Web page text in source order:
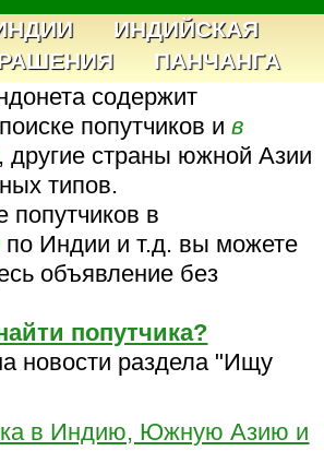
ИНДИЙСКАЯ
ПАНЧАНГА
содержит
попутчиков ив
, другие страны южной Азии
типов.
в
по Индии и т.д. вы можете
объявление без
попутчика?
новости раздела "Ищу